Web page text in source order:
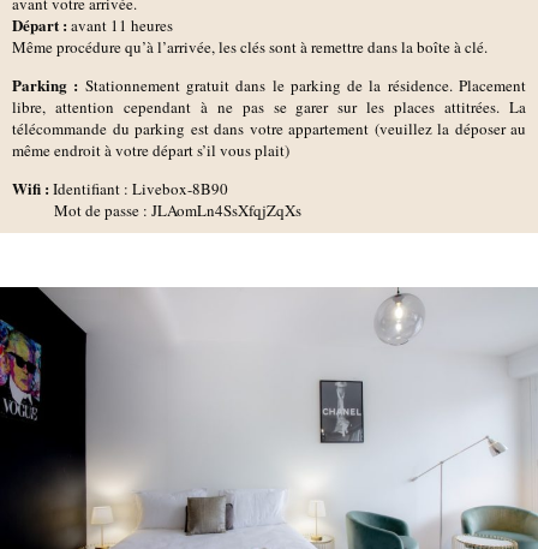
Départ : avant 11 heures
Même procédure qu’à l’arrivée, les clés sont à remettre dans la boîte à clé.
Parking : Stationnement gratuit dans le parking de la résidence. Placement
libre, attention cependant à ne pas se garer sur les places attitrées. La
télécommande du parking est dans votre appartement (veuillez la déposer au
même endroit à votre départ s’il vous plait)
Wifi : Identifiant : Livebox-8B90
Mot de passe : JLAomLn4SsXfqjZqXs